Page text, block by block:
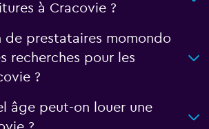
à Cracovie ?
de prestataires momondo
recherches pour les
?
âge peut-on louer une